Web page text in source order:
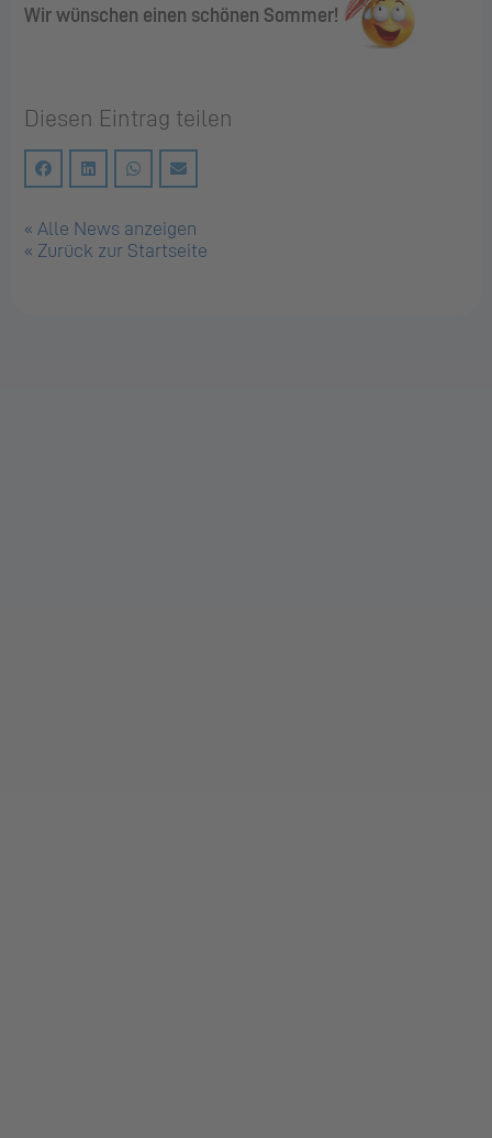
Wir wünschen einen schönen Sommer!
Diesen Eintrag teilen
« Alle News anzeigen
« Zurück zur Startseite